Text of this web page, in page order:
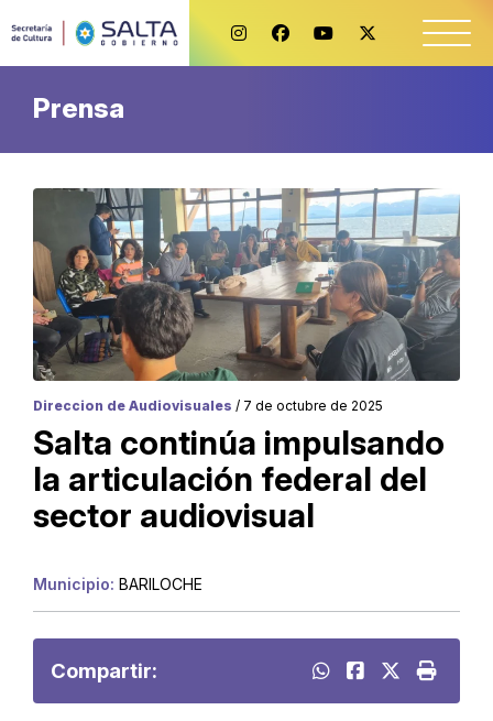
Prensa
Direccion de Audiovisuales / 7 de octubre de 2025
Salta continúa impulsando
la articulación federal del
sector audiovisual
Municipio: BARILOCHE
Compartir: